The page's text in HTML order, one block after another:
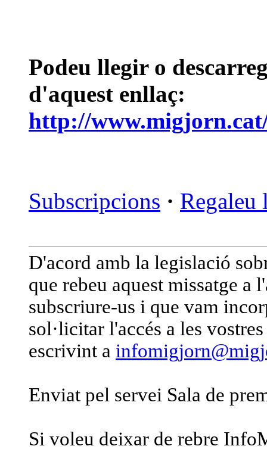
Podeu llegir o
d'aquest enllaç:
http://
Subscripcions ·
D'acord amb la legislació
que rebeu aquest missatge a
subscriure-us i que vam
sol·licitar l'accés a les
escrivint a
Enviat pel servei Sala de
Si voleu deixar de rebre